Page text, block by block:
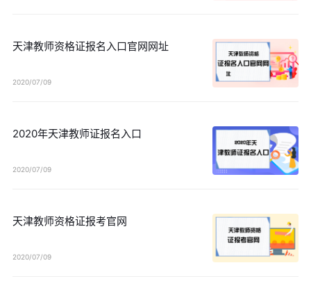
天津教师资格证报名入口官网网址
2020/07/09
2020年天津教师证报名入口
2020/07/09
天津教师资格证报考官网
2020/07/09